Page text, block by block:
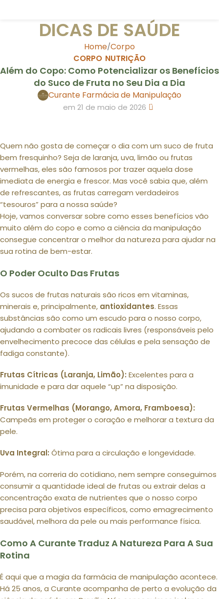
DICAS DE SAÚDE
Home Corpo
CORPO NUTRIÇÃO
Além do Copo: Como Potencializar os Benefícios
do Suco de Fruta no Seu Dia a Dia
Curante Farmácia de Manipulação
em 21 de maio de 2026 0
Quem não gosta de começar o dia com um suco de fruta
bem fresquinho? Seja de laranja, uva, limão ou frutas
vermelhas, eles são famosos por trazer aquela dose
imediata de energia e frescor. Mas você sabia que, além
de refrescantes, as frutas carregam verdadeiros
“tesouros” para a nossa saúde?
Hoje, vamos conversar sobre como esses benefícios vão
muito além do copo e como a ciência da manipulação
consegue concentrar o melhor da natureza para ajudar na
sua rotina de bem-estar.
O Poder Oculto Das Frutas
Os sucos de frutas naturais são ricos em vitaminas,
minerais e, principalmente, antioxidantes. Essas
substâncias são como um escudo para o nosso corpo,
ajudando a combater os radicais livres (responsáveis pelo
envelhecimento precoce das células e pela sensação de
fadiga constante).
Frutas Cítricas (Laranja, Limão): Excelentes para a
imunidade e para dar aquele “up” na disposição.
Frutas Vermelhas (Morango, Amora, Framboesa):
Campeãs em proteger o coração e melhorar a textura da
pele.
Uva Integral: Ótima para a circulação e longevidade.
Porém, na correria do cotidiano, nem sempre conseguimos
consumir a quantidade ideal de frutas ou extrair delas a
concentração exata de nutrientes que o nosso corpo
precisa para objetivos específicos, como emagrecimento
saudável, melhora da pele ou mais performance física.
Como A Curante Traduz A Natureza Para A Sua
Rotina
É aqui que a magia da farmácia de manipulação acontece.
Há 25 anos, a Curante acompanha de perto a evolução da